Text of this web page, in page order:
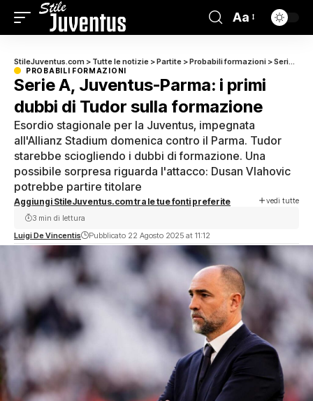
Aa
StileJuventus.com > Tutte le notizie >Partite >Probabili formazioni >Serie A, Juventus-Parma: i primi dubbi di Tudor sulla formazione
PROBABILI FORMAZIONI
Serie A, Juventus-Parma: i primi
dubbi di Tudor sulla formazione
Esordio stagionale per la Juventus, impegnata
all'Allianz Stadium domenica contro il Parma. Tudor
starebbe sciogliendo i dubbi di formazione. Una
possibile sorpresa riguarda l'attacco: Dusan Vlahovic
potrebbe partire titolare
Aggiungi StileJuventus.com tra le tue fonti preferite vedi tutte
Luigi De Vincentis Pubblicato 22 Agosto 2025 at 11:12
3 min di lettura